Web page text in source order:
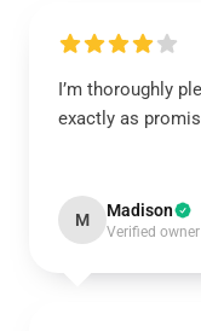
I’m thoroughly
exactly as
M Madison
Verified owner